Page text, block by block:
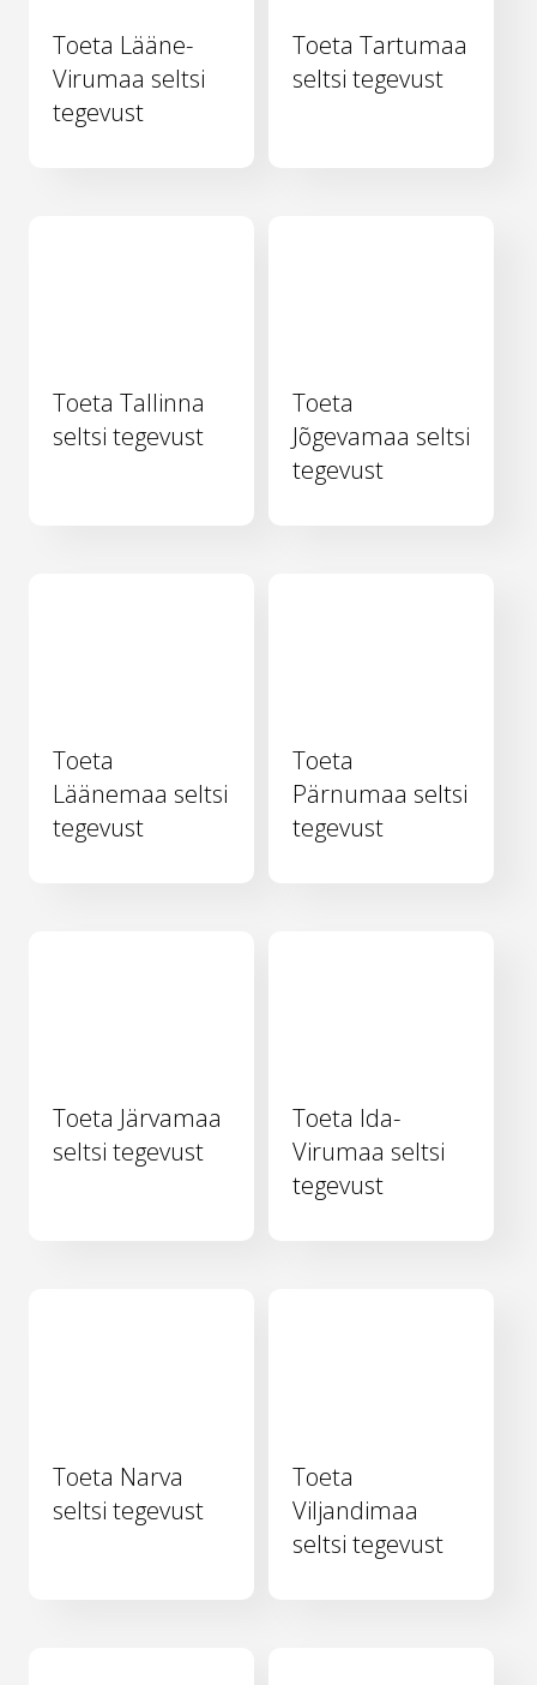
Toeta Lääne-
Virumaa seltsi
tegevust
Toeta Tartumaa
seltsi tegevust
Toeta Tallinna
seltsi tegevust
Toeta
Jõgevamaa seltsi
tegevust
Toeta
Läänemaa seltsi
tegevust
Toeta
Pärnumaa seltsi
tegevust
Toeta Järvamaa
seltsi tegevust
Toeta Ida-
Virumaa seltsi
tegevust
Toeta Narva
seltsi tegevust
Toeta
Viljandimaa
seltsi tegevust